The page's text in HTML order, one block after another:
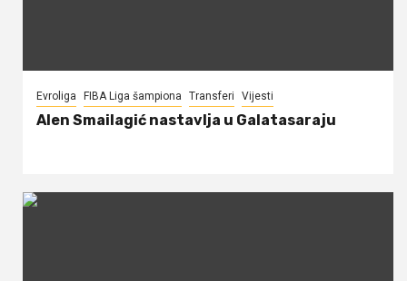
Evroliga FIBA Liga šampiona Transferi Vijesti
Alen Smailagić nastavlja u Galatasaraju